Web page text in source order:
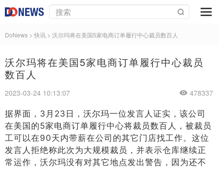
DoNews > 快讯 > 沃尔玛将在美国5家电商订单履行中心裁员数百人
沃尔玛将在美国5家电商订单履行中心裁员
数百人
2023-03-24 10:13:07 478337
据界面，3月23日，沃尔玛一位发言人证实，该公司
在美国的5家电商订单履行中心将裁员数百人，被裁员
工可以在90天内带薪在公司的其它门店找工作。这位
发言人拒绝称此次为大规模裁员，并表示仓库继续正
常运作，沃尔玛没有对其它地点发出警告，因为还不